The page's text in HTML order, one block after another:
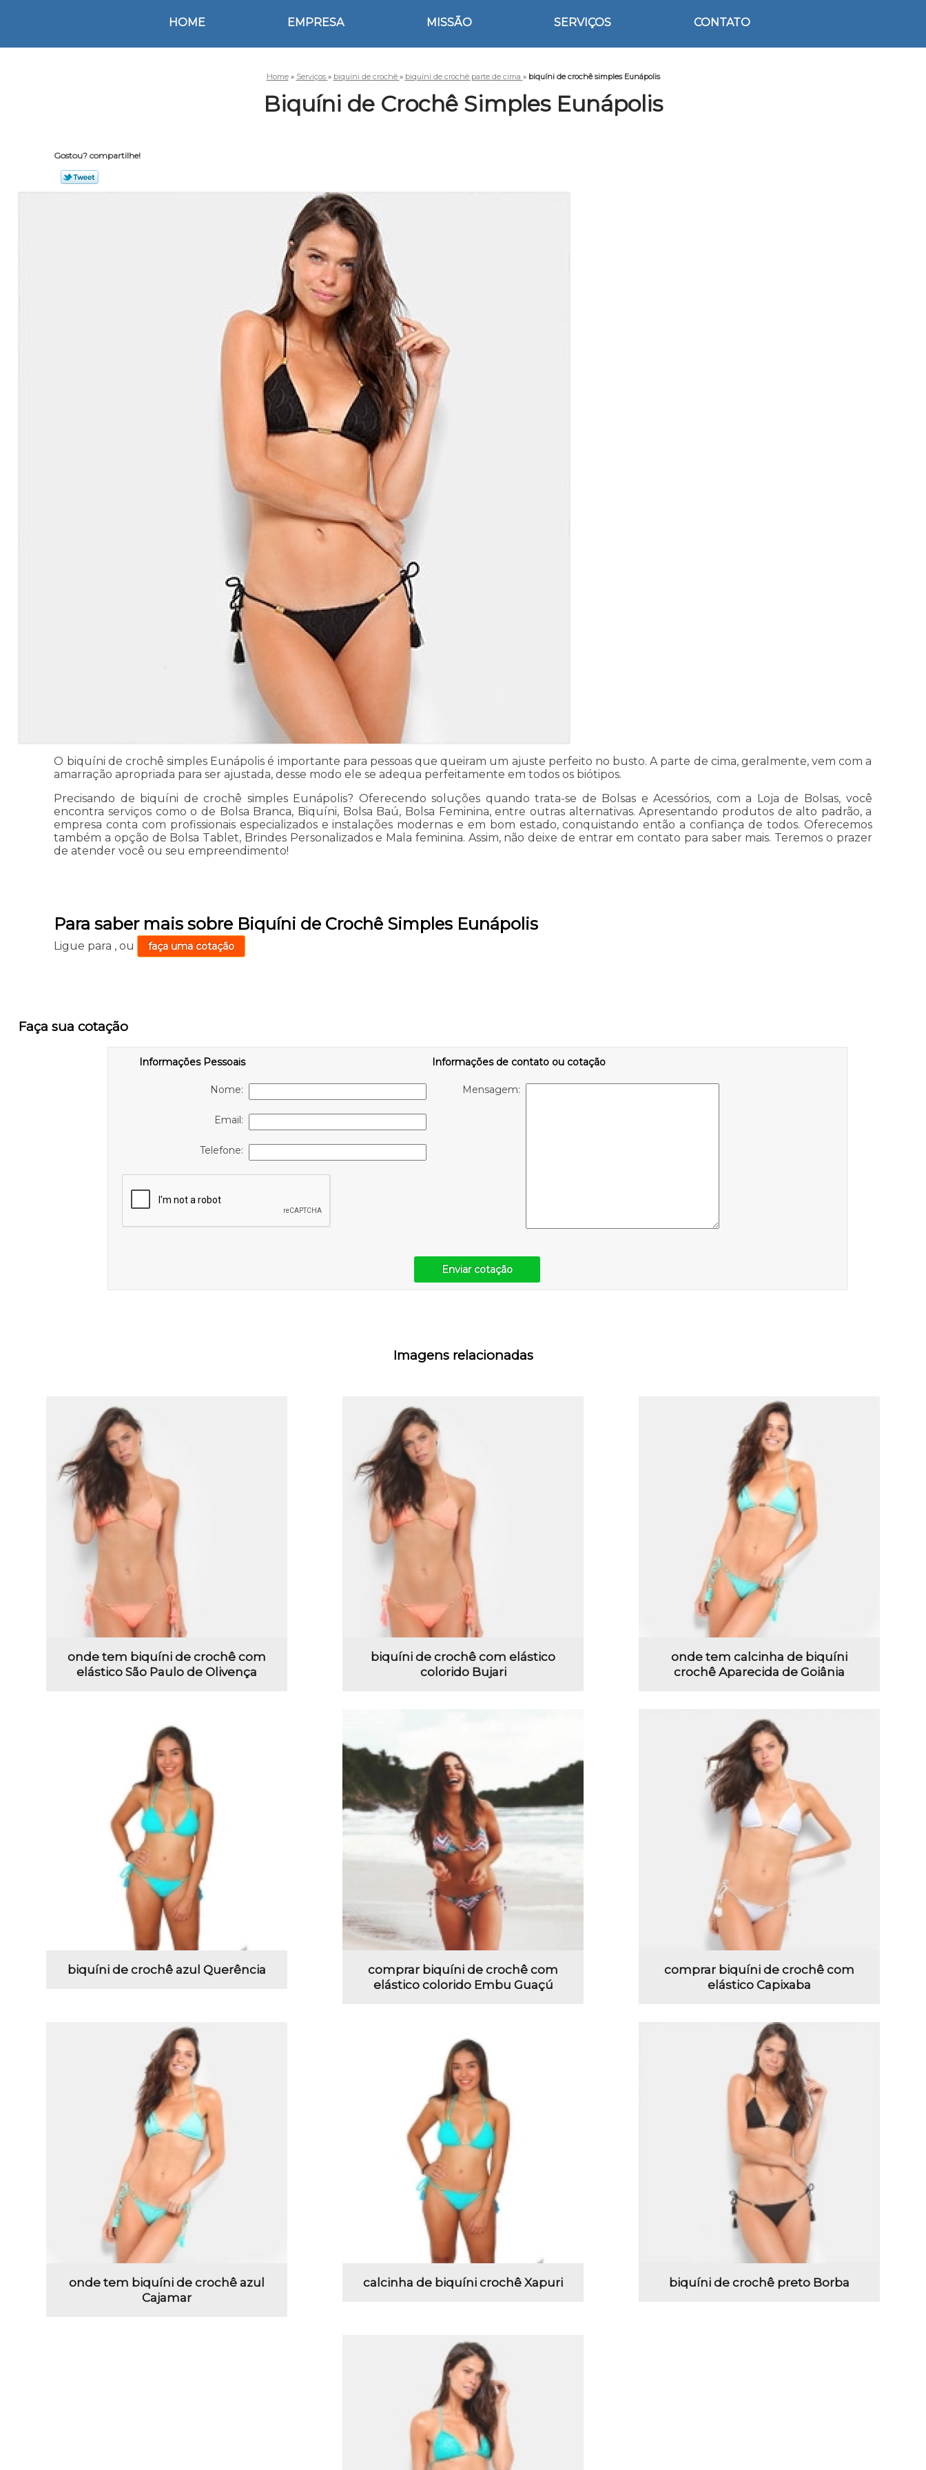
HOME EMPRESA MISSÃO SERVIÇOS CONTATO
Home » Serviços » biquíni de crochê » biquíni de crochê parte de cima » biquíni de crochê simples Eunápolis
Biquíni de Crochê Simples Eunápolis
Gostou? compartilhe!
O biquíni de crochê simples Eunápolis é importante para pessoas que queiram um ajuste perfeito no busto. A parte de cima, geralmente, vem com a
amarração apropriada para ser ajustada, desse modo ele se adequa perfeitamente em todos os biótipos.
Precisando de biquíni de crochê simples Eunápolis? Oferecendo soluções quando trata-se de Bolsas e Acessórios, com a Loja de Bolsas, você
encontra serviços como o de Bolsa Branca, Biquíni, Bolsa Baú, Bolsa Feminina, entre outras alternativas. Apresentando produtos de alto padrão, a
empresa conta com profissionais especializados e instalações modernas e em bom estado, conquistando então a confiança de todos. Oferecemos
também a opção de Bolsa Tablet, Brindes Personalizados e Mala feminina. Assim, não deixe de entrar em contato para saber mais. Teremos o prazer
de atender você ou seu empreendimento!
Para saber mais sobre Biquíni de Crochê Simples Eunápolis
Ligue para ,ou faça uma cotação
Faça sua cotação
Informações Pessoais
Nome:
Email:
Telefone:
Informações de contato ou cotação
Mensagem:
Enviar cotação
Imagens relacionadas
onde tem biquíni de crochê com
elástico São Paulo de Olivença
biquíni de crochê com elástico
colorido Bujari
onde tem calcinha de biquíni
crochê Aparecida de Goiânia
biquíni de crochê azul Querência
comprar biquíni de crochê com
elástico colorido Embu Guaçú
comprar biquíni de crochê com
elástico Capixaba
onde tem biquíni de crochê azul
Cajamar
calcinha de biquíni crochê Xapuri biquíni de crochê preto Borba